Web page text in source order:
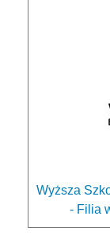
Wyższa
- Filia